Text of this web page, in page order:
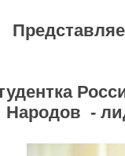
Народов -